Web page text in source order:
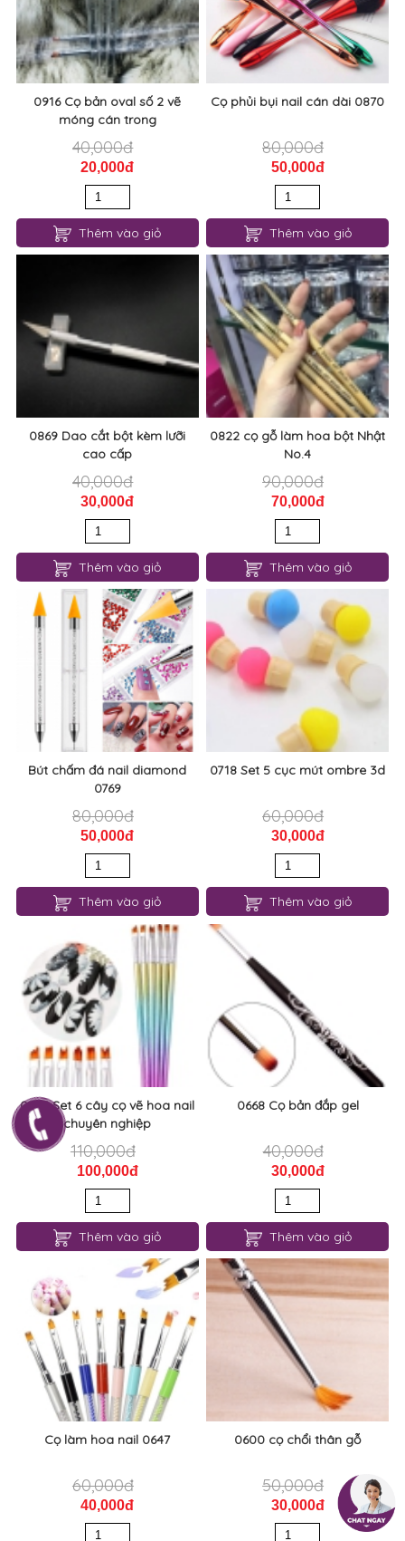
0916 Cọ bản oval số 2 vẽ
móng cán trong
40,000đ
20,000đ
Thêm vào giỏ
Cọ phủi bụi nail cán dài 0870
80,000đ
50,000đ
Thêm vào giỏ
0869 Dao cắt bột kèm lưỡi
cao cấp
40,000đ
30,000đ
Thêm vào giỏ
0822 cọ gỗ làm hoa bột Nhật
No.4
90,000đ
70,000đ
Thêm vào giỏ
Bút chấm đá nail diamond
0769
80,000đ
50,000đ
Thêm vào giỏ
0718 Set 5 cục mút ombre 3d
60,000đ
30,000đ
Thêm vào giỏ
0683 Set 6 cây cọ vẽ hoa nail
chuyên nghiệp
110,000đ
100,000đ
Thêm vào giỏ
0668 Cọ bản đắp gel
40,000đ
30,000đ
Thêm vào giỏ
Cọ làm hoa nail 0647
60,000đ
40,000đ
0600 cọ chổi thân gỗ
50,000đ
30,000đ